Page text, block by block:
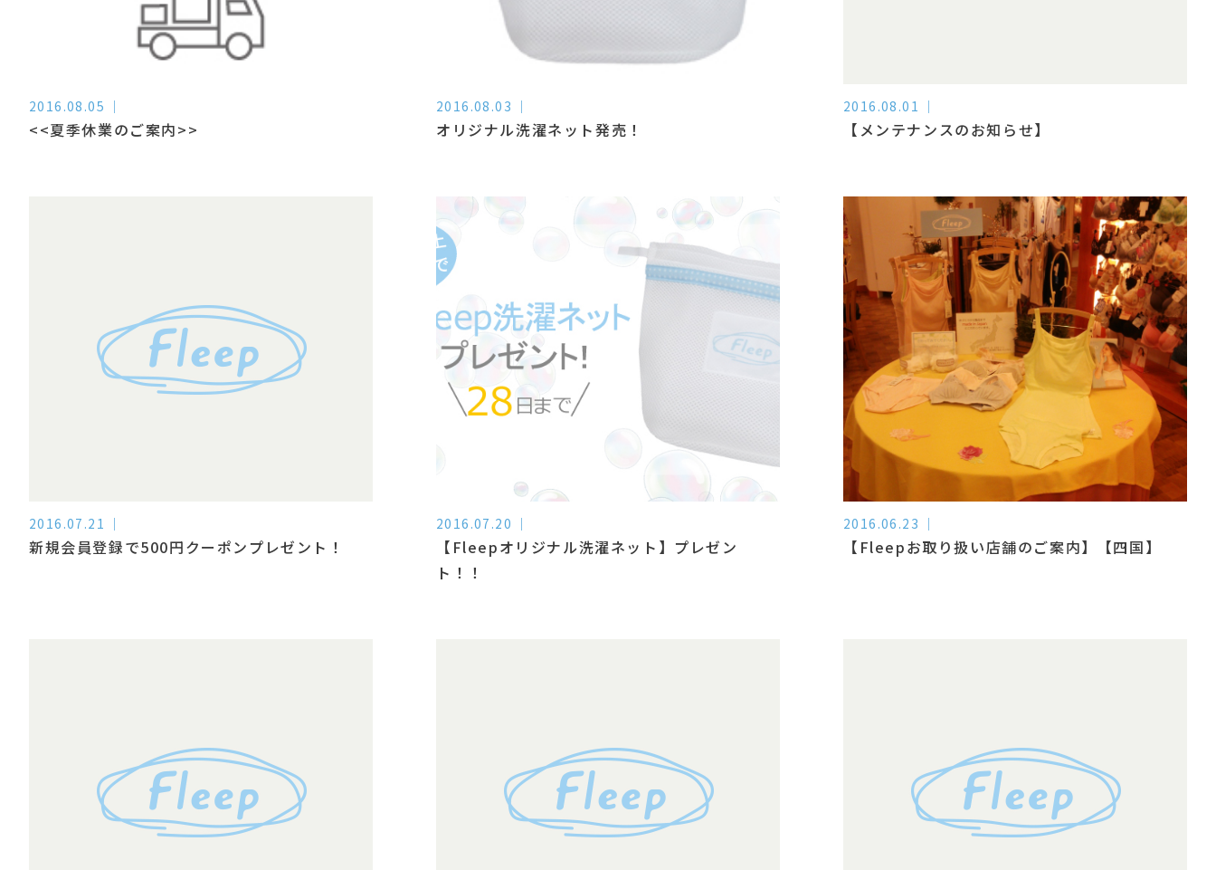
2016.08.05
<<夏季休業のご案内>>
2016.08.03
オリジナル洗濯ネット発売！
2016.08.01
【メンテナンスのお知らせ】
2016.07.21
新規会員登録で500円クーポンプレゼント！
2016.07.20
【Fleepオリジナル洗濯ネット】プレゼン
ト！！
2016.06.23
【Fleepお取り扱い店舗のご案内】【四国】